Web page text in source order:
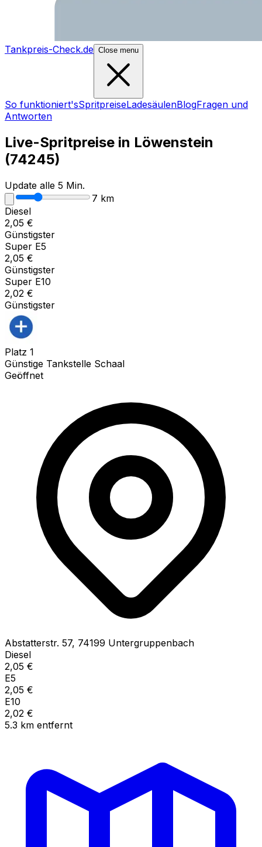
Tankpreis-Check.de Close menu
So funktioniert'sSpritpreiseLadesäulenBlogFragen und
Antworten
Live-Spritpreise in Löwenstein
(74245)
Update alle 5 Min.
7 km
Diesel
2,05 €
Günstigster
Super E5
2,05 €
Günstigster
Super E10
2,02 €
Günstigster
Platz 1
Günstige Tankstelle Schaal
Geöffnet
Abstatterstr. 57, 74199 Untergruppenbach
Diesel
2,05 €
E5
2,05 €
E10
2,02 €
5.3 km entfernt